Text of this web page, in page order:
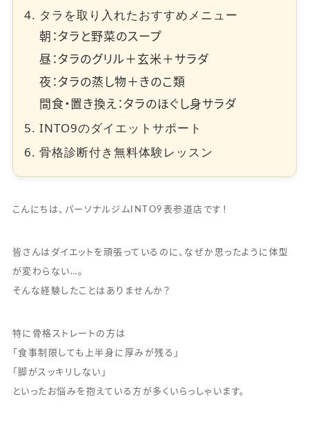
タラを取り入れたおすすめメニュー
朝：タラと野菜のスープ
昼：タラのグリル＋玄米＋サラダ
夜：タラの蒸し物＋きのこ類
間食・置き換え：タラのほぐし身サラダ
INTO9のダイエットサポート
骨格診断付き無料体験レッスン
こんにちは、パーソナルジムINTO9表参道店です！
皆さんはダイエットを頑張っているのに、なぜか思ったように体型
が変わらない…。
そんな経験したことはありませんか？
特に骨格ストレートの方は
「食事制限しても上半身に厚みが残る」
「脚がスッキリしない」
といったお悩みを抱えている方が多くいらっしゃいます。